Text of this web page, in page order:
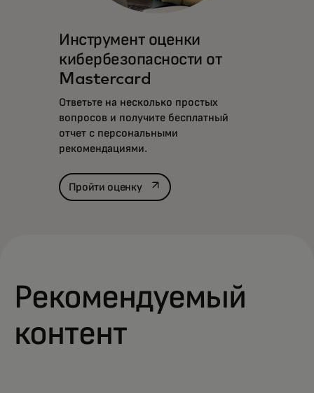
Инструмент оценки
кибербезопасности от
Mastercard
Ответьте на несколько простых
вопросов и получите бесплатный
отчет с персональными
рекомендациями.‎
Пройти оценкуopens in a new tab
Рекомендуемый
контент